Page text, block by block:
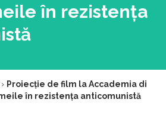
în rezistența
› Proiecție de film la Accademia di
în rezistența anticomunistă